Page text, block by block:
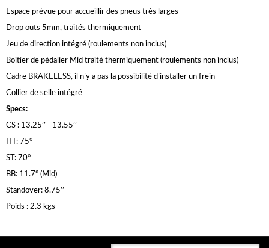
Espace prévue pour accueillir des pneus très larges
Drop outs 5mm, traités thermiquement
Jeu de direction intégré (roulements non inclus)
Boitier de pédalier Mid traité thermiquement (roulements non inclus)
Cadre BRAKELESS, il n’y a pas la possibilité d’installer un frein
Collier de selle intégré
Specs:
CS : 13.25’’ - 13.55’’
HT: 75°
ST: 70°
BB: 11.7° (Mid)
Standover: 8.75’’
Poids : 2.3 kgs